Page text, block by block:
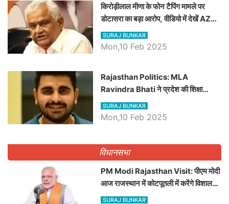
किरोड़ीलाल मीणा के फोन टैपिंग मामले पर
डोटासरा का बड़ा आरोप, वीडियो में देखें AZ
बड़ी खबरें
SURAJ BUNKAR
Mon,10 Feb 2025
Rajasthan Politics: MLA
Ravindra Bhati ने प्रदेश की शिक्षा
व्यवस्था पर उठाए सवाल, Madan
Dilawar पर हमला करते हुए गिनवाये खाली
SURAJ BUNKAR
Mon,10 Feb 2025
विधानसभा
PM Modi Rajasthan Visit: पीएम मोदी
आज राजस्थान में कोटपूतली में करेंगे विशाल
रैली, एक सभा से 8 सीटों पर साधेगें निशाना
SURAJ BUNKAR